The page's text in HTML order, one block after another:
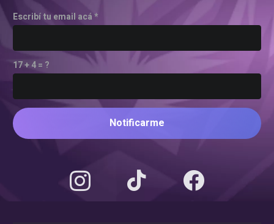
Escribí tu email acá *
17 + 4 = ?
Notificarme